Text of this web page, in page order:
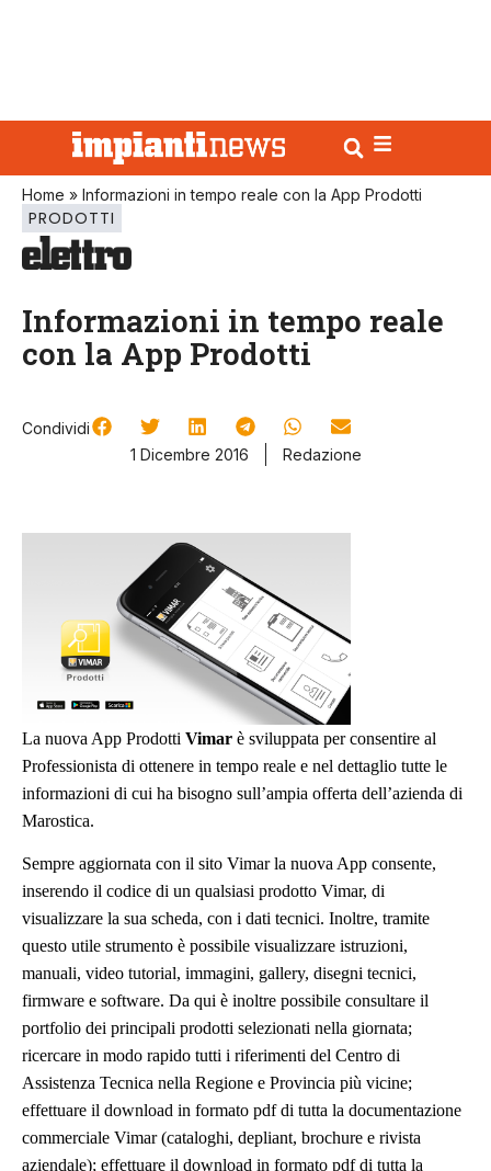
Home » Informazioni in tempo reale con la App Prodotti
PRODOTTI
Informazioni in tempo reale
con la App Prodotti
Condividi
1 Dicembre 2016
Redazione
La nuova App Prodotti Vimar è sviluppata per consentire al
Professionista di ottenere in tempo reale e nel dettaglio tutte le
informazioni di cui ha bisogno sull’ampia offerta dell’azienda di
Marostica.
Sempre aggiornata con il sito Vimar la nuova App consente,
inserendo il codice di un qualsiasi prodotto Vimar, di
visualizzare la sua scheda, con i dati tecnici. Inoltre, tramite
questo utile strumento è possibile visualizzare istruzioni,
manuali, video tutorial, immagini, gallery, disegni tecnici,
firmware e software. Da qui è inoltre possibile consultare il
portfolio dei principali prodotti selezionati nella giornata;
ricercare in modo rapido tutti i riferimenti del Centro di
Assistenza Tecnica nella Regione e Provincia più vicine;
effettuare il download in formato pdf di tutta la documentazione
commerciale Vimar (cataloghi, depliant, brochure e rivista
aziendale); effettuare il download in formato pdf di tutta la